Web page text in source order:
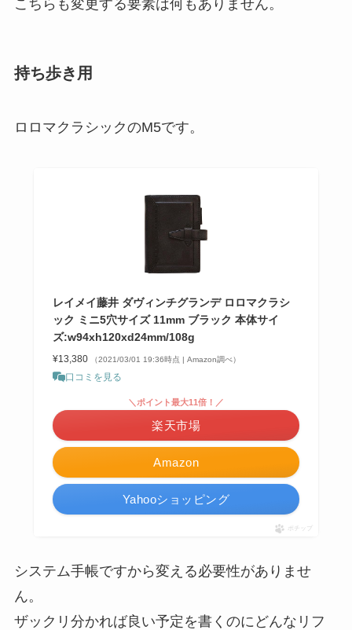
こちらも変更する要素は何もありません。
持ち歩き用
ロロマクラシックのM5です。
レイメイ藤井 ダヴィンチグランデ ロロマクラシ
ック ミニ5穴サイズ 11mm ブラック 本体サイ
ズ:w94xh120xd24mm/108g
¥13,380 （2021/03/01 19:36時点 | Amazon調べ）
口コミを見る
Amazon
＼ポイント最大11倍！／
楽天市場
Yahooショッピング
ポチップ
システム手帳ですから変える必要性がありませ
ん。
ザックリ分かれば良い予定を書くのにどんなリフ